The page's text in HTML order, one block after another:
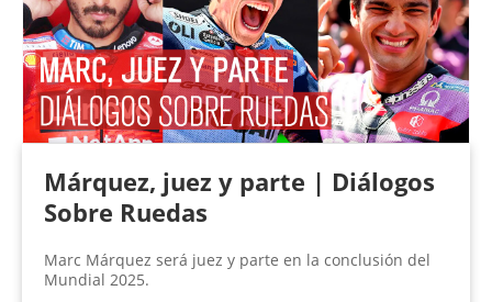
Márquez, juez y parte | Diálogos
Sobre Ruedas
Marc Márquez será juez y parte en la conclusión del
Mundial 2025.